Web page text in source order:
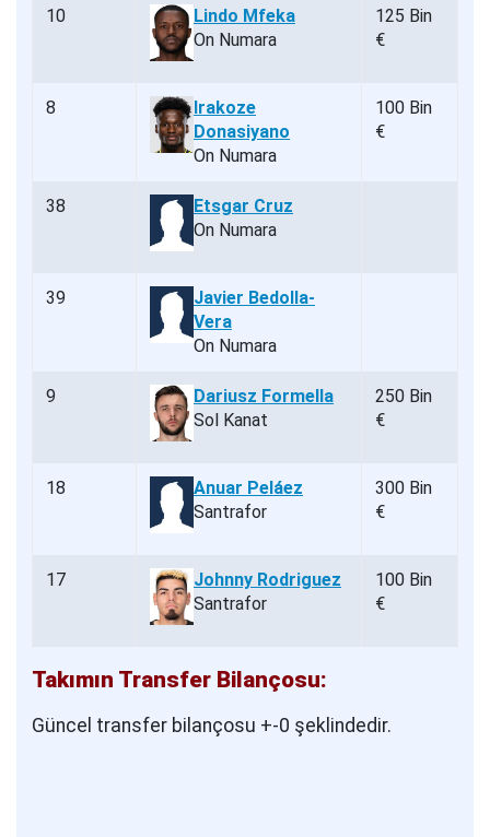
10
Lindo Mfeka
On Numara
125 Bin
€
8
Irakoze
Donasiyano
On Numara
100 Bin
€
38
Etsgar Cruz
On Numara
39
Javier Bedolla-
Vera
On Numara
9
Dariusz Formella
Sol Kanat
250 Bin
€
18
Anuar Peláez
Santrafor
300 Bin
€
17
Johnny Rodriguez
Santrafor
100 Bin
€
Takımın Transfer Bilançosu:
Güncel transfer bilançosu +-0 şeklindedir.